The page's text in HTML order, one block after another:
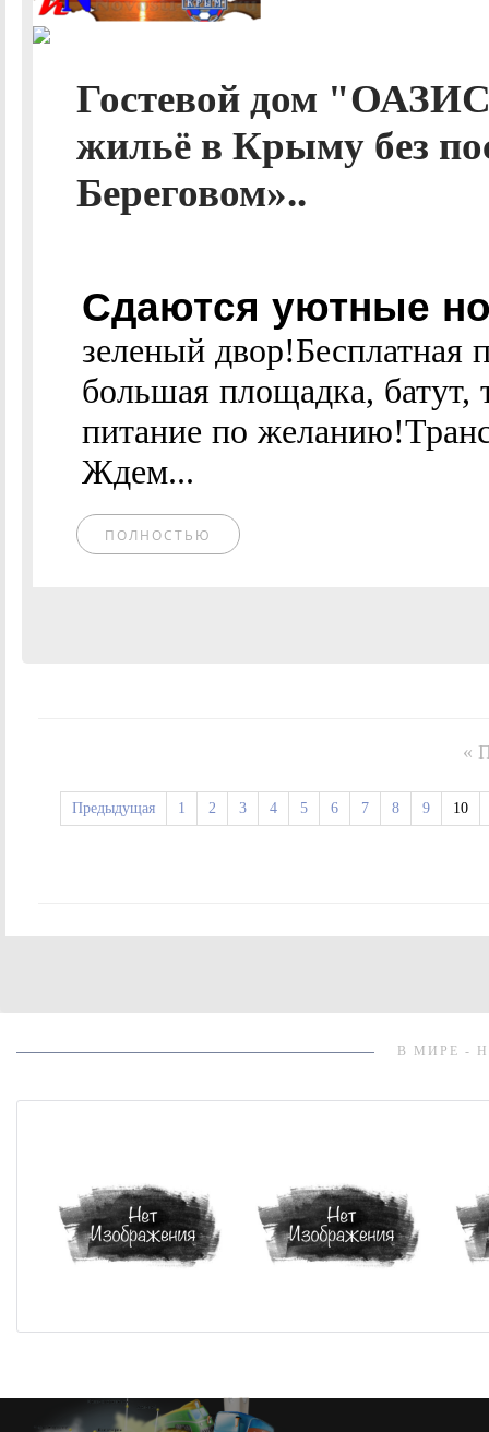
Гостевой дом
жильё в Крыму без
Береговом»..
Сдаются уютные
зеленый двор!Бесплатная
большая площадка,
питание по
Ждем...
ПОЛНОСТЬЮ
«
Предыдущая 1 2 3 4 5 6 7 8 9 10
В МИРЕ -